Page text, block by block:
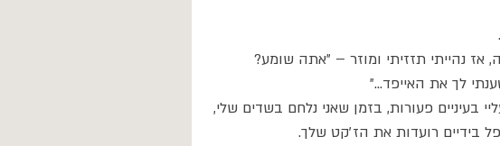
נהייתי תזזיתי ומוזר – ״אתה שומע?
לך את האייפד...״
פעורות, בזמן שאני נלחם בשדים שלי,
בידיים רועדות את הז׳קט שלך.